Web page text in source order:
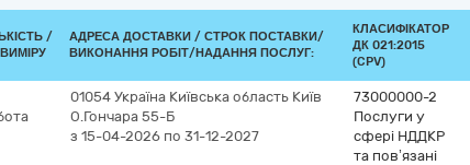
/
АДРЕСА ДОСТАВКИ / СТРОК ПОСТАВКИ/
ВИКОНАННЯ РОБІТ/НАДАННЯ ПОСЛУГ:
КЛАСИФІКАТОР
ДК 021:2015
(CPV)
01054 Україна Київська область Київ
О.Гончара 55-Б
з 15-04-2026 по 31-12-2027
73000000-2
Послуги у
сфері НДДКР
та пов’язані